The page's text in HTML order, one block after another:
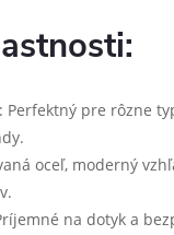
: Perfektný pre rôzne
oceľ, moderný
na dotyk a